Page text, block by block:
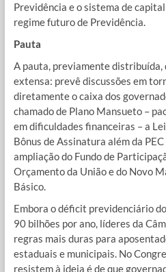
Previdência e o sistema de
regime futuro de Previdência.
Pauta
A pauta, previamente distribuída,
extensa: prevê discussões em
diretamente o caixa dos
chamado de Plano Mansueto –
em dificuldades financeiras – a
Bônus de Assinatura além da
ampliação do Fundo de
Orçamento da União e do Novo
Básico.
Embora o déficit previdenciário
90 bilhões por ano, líderes da
regras mais duras para
estaduais e municipais. No
resistem à ideia é de que